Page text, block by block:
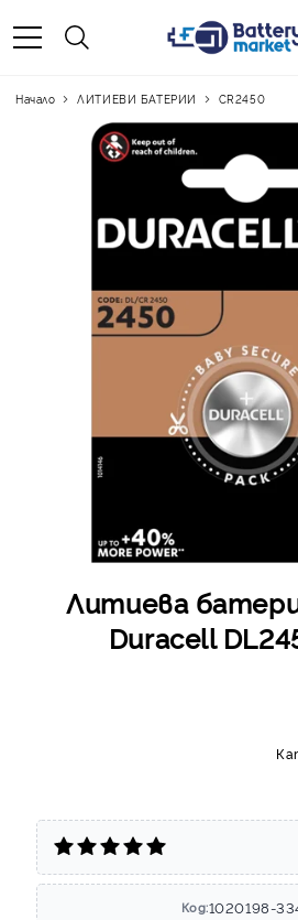
Начало ЛИТИЕВИ БАТЕРИИ CR2450
Литиева
Duracell
Код:1020198-